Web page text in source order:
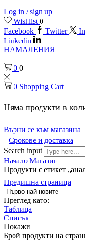
Log in / sign up
Wishlist 0
Facebook
Twitter
Linkedin
НАМАЛЕНИЯ
0 0
0 Shopping Cart
Няма продукти в
Върни се към магазина
Срокове и доставка
Search input
Начало Магазин
Продукти с етикет
Предишна страница
Преглед като:
Таблица
Списък
Покажи
Брой продукти на